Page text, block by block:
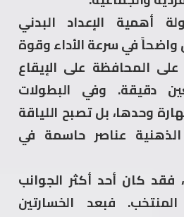
أهمية الإعداد البدني
واضحاً في سرعة الأداء وقوة
المحافظة على الإيقاع
دقيقة. وفي البطولات
وحدها، بل تصبح اللياقة
الذهنية عناصر حاسمة في
كان أحد أكثر الجوانب
فبعد الخسارتين